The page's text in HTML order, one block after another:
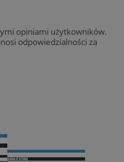
opiniami użytkowników.
odpowiedzialności za